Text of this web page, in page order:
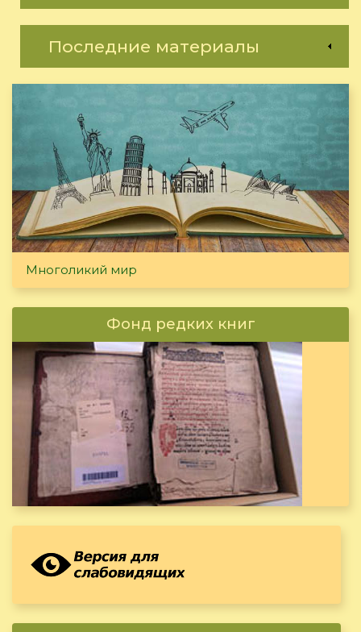
Последние материалы
Многоликий мир
Фонд редких книг